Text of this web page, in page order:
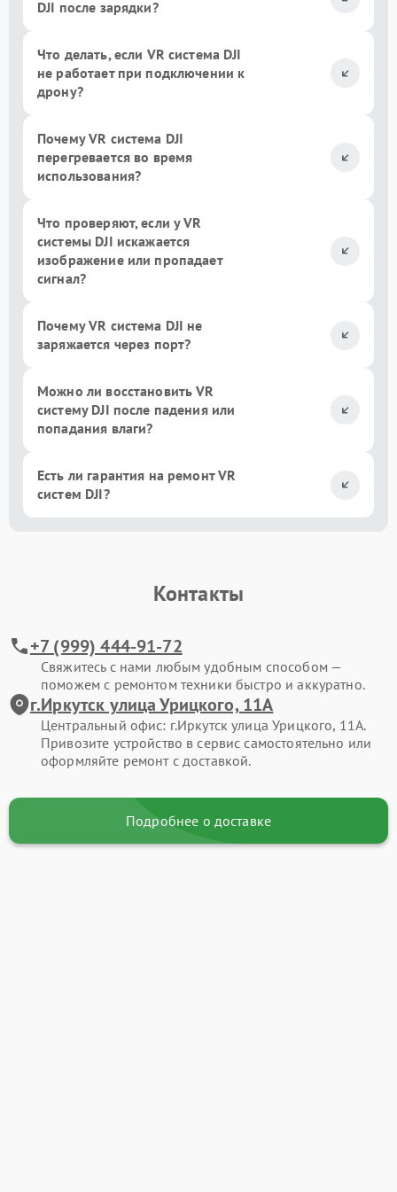
DJI после зарядки?
Что делать, если VR система DJI
не работает при подключении к
дрону?
Почему VR система DJI
перегревается во время
использования?
Что проверяют, если у VR
системы DJI искажается
изображение или пропадает
сигнал?
Почему VR система DJI не
заряжается через порт?
Можно ли восстановить VR
систему DJI после падения или
попадания влаги?
Есть ли гарантия на ремонт VR
систем DJI?
Контакты
+7 (999) 444-91-72
Свяжитесь с нами любым удобным способом —
поможем с ремонтом техники быстро и аккуратно.
г.Иркутск улица Урицкого, 11А
Центральный офис: г.Иркутск улица Урицкого, 11А.
Привозите устройство в сервис самостоятельно или
оформляйте ремонт с доставкой.
Подробнее о доставке